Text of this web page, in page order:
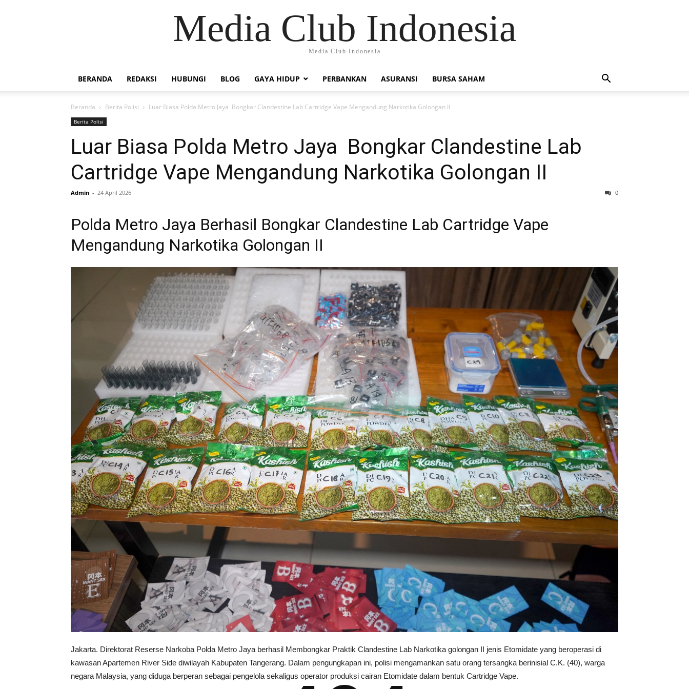
Media Club Indonesia
Media Club Indonesia
BERANDA REDAKSI HUBUNGI BLOG GAYA HIDUP PERBANKAN ASURANSI BURSA SAHAM
Beranda Berita Polisi Luar Biasa Polda Metro Jaya Bongkar Clandestine Lab Cartridge Vape Mengandung Narkotika Golongan II
Berita Polisi
Luar Biasa Polda Metro Jaya Bongkar Clandestine Lab
Cartridge Vape Mengandung Narkotika Golongan II
Admin - 24 April 2026 0
Polda Metro Jaya Berhasil Bongkar Clandestine Lab Cartridge Vape
Mengandung Narkotika Golongan II
Jakarta. Direktorat Reserse Narkoba Polda Metro Jaya berhasil Membongkar Praktik Clandestine Lab Narkotika golongan II jenis Etomidate yang beroperasi di
kawasan Apartemen River Side diwilayah Kabupaten Tangerang. Dalam pengungkapan ini, polisi mengamankan satu orang tersangka berinisial C.K. (40), warga
negara Malaysia, yang diduga berperan sebagai pengelola sekaligus operator produksi cairan Etomidate dalam bentuk Cartridge Vape.